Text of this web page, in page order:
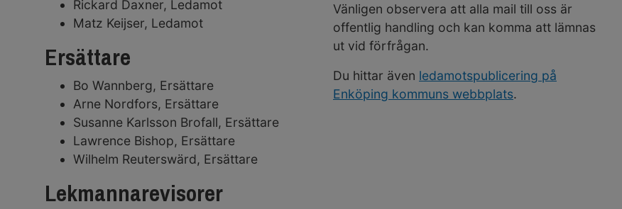
Rickard Daxner, Ledamot
Matz Keijser, Ledamot
Ersättare
Bo Wannberg, Ersättare
Arne Nordfors, Ersättare
Susanne Karlsson Brofall, Ersättare
Lawrence Bishop, Ersättare
Wilhelm Reuterswärd, Ersättare
Lekmannarevisorer
Vänligen observera att alla mail till oss är
offentlig handling och kan komma att lämnas
ut vid förfrågan.
Du hittar även ledamotspublicering på
Enköping kommuns webbplats.